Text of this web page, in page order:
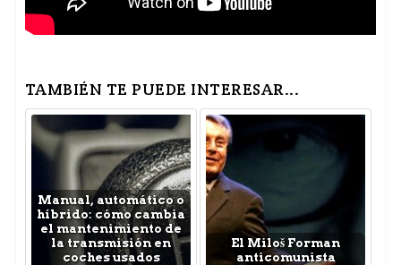
TAMBIÉN TE PUEDE INTERESAR...
Manual, automático o
híbrido: cómo cambia
el mantenimiento de
la transmisión en
coches usados
El Miloš Forman
anticomunista